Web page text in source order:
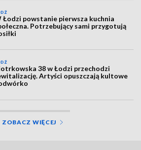
Łodzi powstanie pierwsza kuchnia
Potrzebujący sami przygotują
38 w Łodzi przechodzi
Artyści opuszczają kultowe
ZOBACZ WIĘCEJ